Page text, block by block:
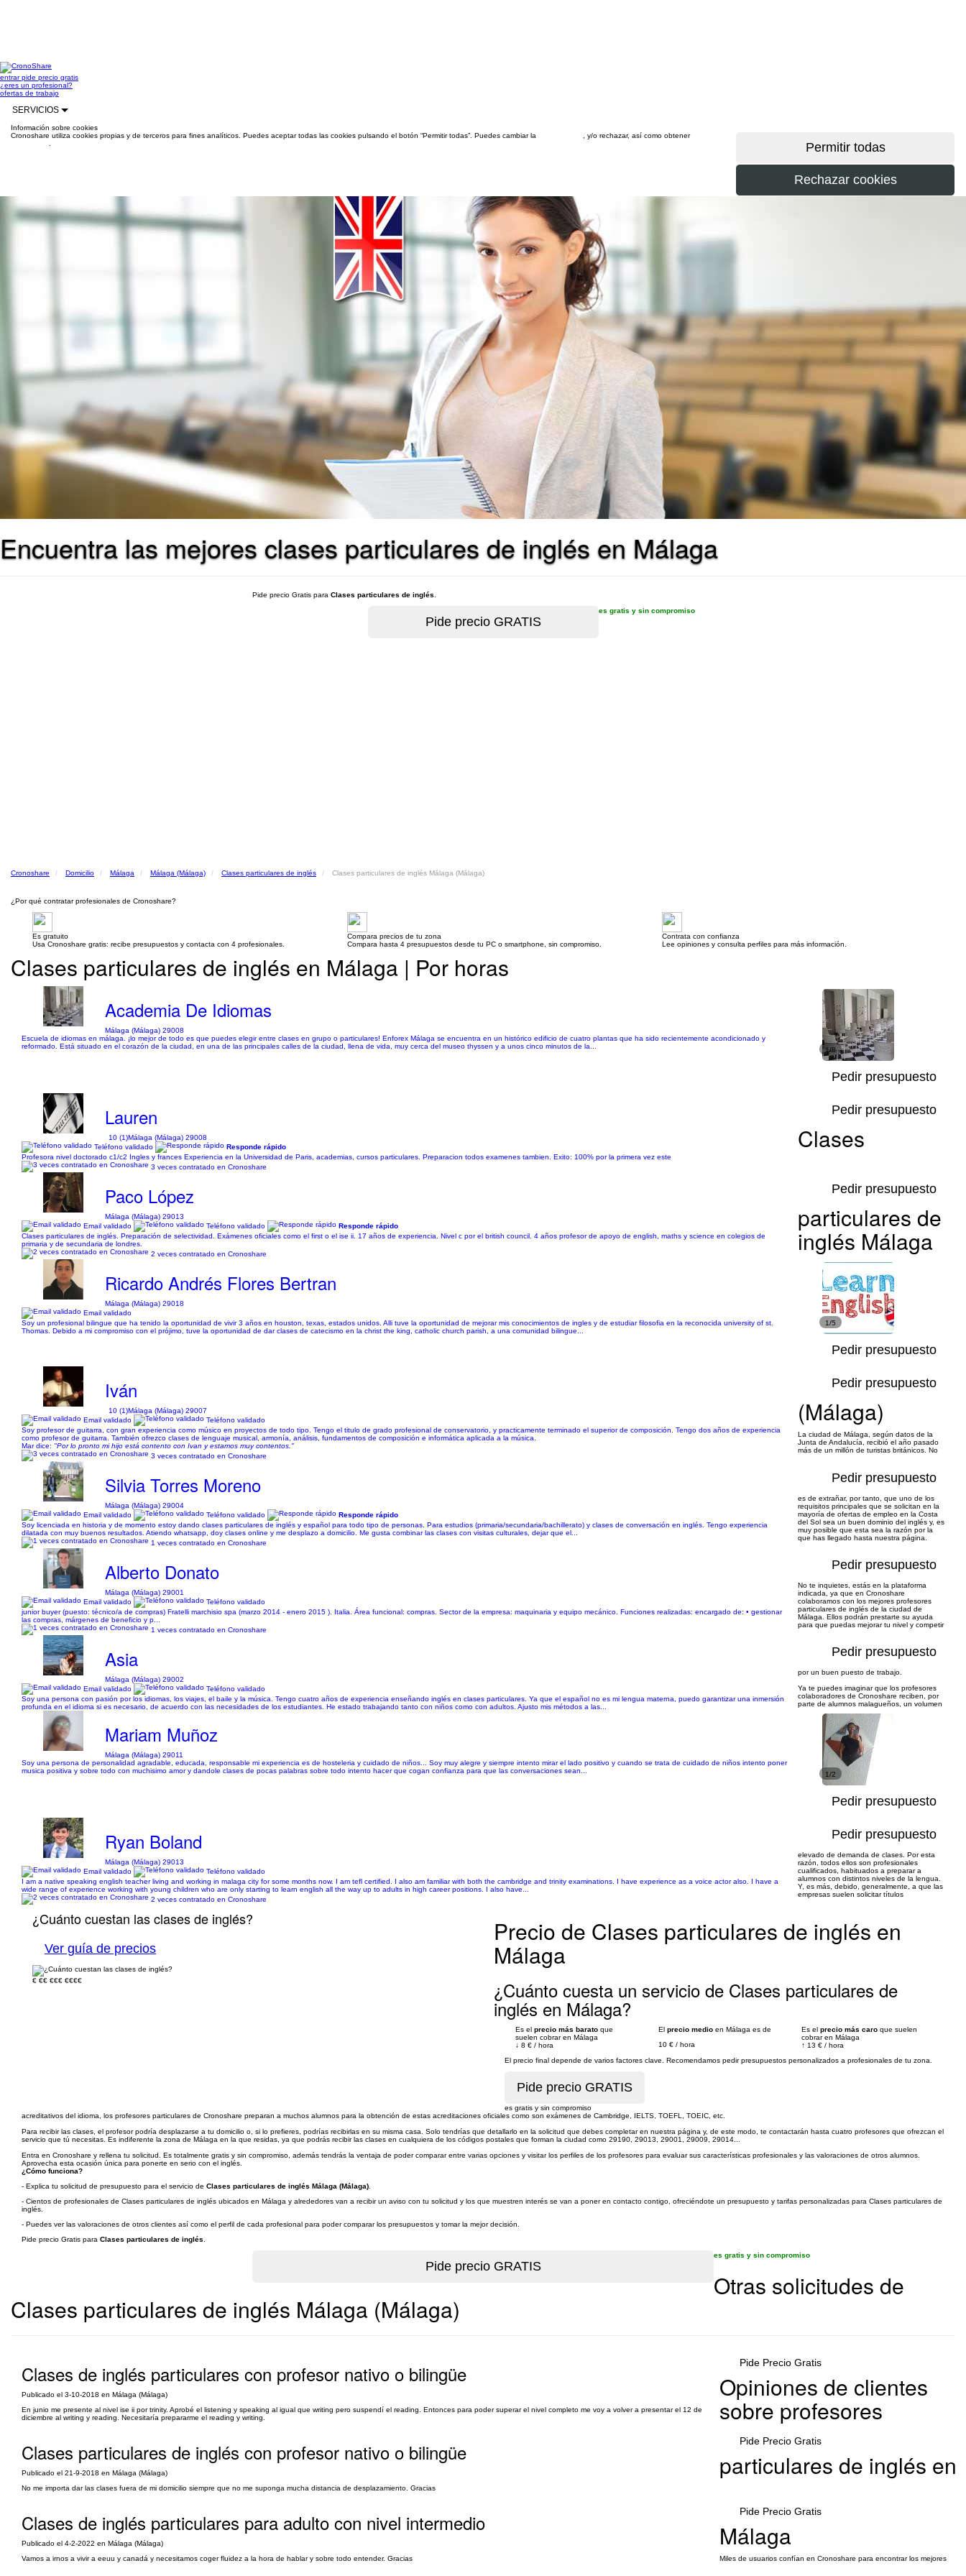
entrarpide precio gratis
¿eres un profesional?
ofertas de trabajo
SERVICIOS
Información sobre cookies
Cronoshare utiliza cookies propias y de terceros para fines analíticos. Puedes aceptar todas las cookies pulsando el botón “Permitir todas”. Puedes cambiar la
, y/o rechazar, así como obtener
Encuentra las mejores clases particulares de inglés en Málaga
Pide precio Gratis para Clases particulares de inglés
es gratis y sin compromiso
Cronoshare Domicilio Málaga Málaga (Málaga) Clases particulares de inglés Clases particulares de inglés Málaga (Málaga)
¿Por qué contratar profesionales de Cronoshare?
Es gratuito
Usa Cronoshare gratis: recibe presupuestos y contacta con 4 profesionales.
Compara precios de tu zona
Compara hasta 4 presupuestos desde tu PC o smartphone, sin compromiso.
Contrata con confianza
Lee opiniones y consulta perfiles para más información.
Clases particulares de inglés en Málaga | Por horas
Academia De Idiomas
Málaga (Málaga) 29008
Escuela de idiomas en málaga. ¡lo mejor de todo es que puedes elegir entre clases en grupo o particulares! Enforex Málaga se encuentra en un histórico edificio de cuatro plantas que ha sido recientemente acondicionado y
reformado. Está situado en el corazón de la ciudad, en una de las principales calles de la ciudad, llena de vida, muy cerca del museo thyssen y a unos cinco minutos de la...
1/8
Pedir presupuesto
Lauren
10 (1)Málaga (Málaga) 29008
Teléfono validado
Responde rápido
Profesora nivel doctorado c1/c2 Ingles y frances Experiencia en la Universidad de Paris, academias, cursos particulares. Preparacion todos examenes tambien. Exito: 100% por la primera vez este
3 veces contratado en Cronoshare
Pedir presupuesto
Paco López
Málaga (Málaga) 29013
Email validado
Teléfono validado
Responde rápido
Clases particulares de inglés. Preparación de selectividad. Exámenes oficiales como el first o el ise ii. 17 años de experiencia. Nivel c por el british council. 4 años profesor de apoyo de english, maths y science en colegios de
primaria y de secundaria de londres.
2 veces contratado en Cronoshare
Pedir presupuesto
Ricardo Andrés Flores Bertran
Málaga (Málaga) 29018
Email validado
Soy un profesional bilingue que ha tenido la oportunidad de vivir 3 años en houston, texas, estados unidos. Alli tuve la oportunidad de mejorar mis conocimientos de ingles y de estudiar filosofia en la reconocida university of st.
Thomas. Debido a mi compromiso con el prójimo, tuve la oportunidad de dar clases de catecismo en la christ the king, catholic church parish, a una comunidad bilingue...
1/5
Pedir presupuesto
Iván
10 (1)Málaga (Málaga) 29007
Email validado
Teléfono validado
Soy profesor de guitarra, con gran experiencia como músico en proyectos de todo tipo. Tengo el titulo de grado profesional de conservatorio, y practicamente terminado el superior de composición. Tengo dos años de experiencia
como profesor de guitarra. También ofrezco clases de lenguaje musical, armonía, análisis, fundamentos de composición e informática aplicada a la música.
Mar dice: "Por lo pronto mi hijo está contento con Ivan y estamos muy contentos."
3 veces contratado en Cronoshare
Pedir presupuesto
Silvia Torres Moreno
Málaga (Málaga) 29004
Email validado
Teléfono validado
Responde rápido
Soy licenciada en historia y de momento estoy dando clases particulares de inglés y español para todo tipo de personas. Para estudios (primaria/secundaria/bachillerato) y clases de conversación en inglés. Tengo experiencia
dilatada con muy buenos resultados. Atiendo whatsapp, doy clases online y me desplazo a domicilio. Me gusta combinar las clases con visitas culturales, dejar que el...
1 veces contratado en Cronoshare
Pedir presupuesto
Alberto Donato
Málaga (Málaga) 29001
Email validado
Teléfono validado
junior buyer (puesto: técnico/a de compras) Fratelli marchisio spa (marzo 2014 - enero 2015 ). Italia. Área funcional: compras. Sector de la empresa: maquinaria y equipo mecánico. Funciones realizadas: encargado de: • gestionar
las compras, márgenes de beneficio y p...
1 veces contratado en Cronoshare
Pedir presupuesto
Asia
Málaga (Málaga) 29002
Email validado
Teléfono validado
Soy una persona con pasión por los idiomas, los viajes, el baile y la música. Tengo cuatro años de experiencia enseñando inglés en clases particulares. Ya que el español no es mi lengua materna, puedo garantizar una inmersión
profunda en el idioma si es necesario, de acuerdo con las necesidades de los estudiantes. He estado trabajando tanto con niños como con adultos. Ajusto mis métodos a las...
Pedir presupuesto
Mariam Muñoz
Málaga (Málaga) 29011
Soy una persona de personalidad agradable, educada, responsable mi experiencia es de hosteleria y cuidado de niños... Soy muy alegre y siempre intento mirar el lado positivo y cuando se trata de cuidado de niños intento poner
musica positiva y sobre todo con muchisimo amor y dandole clases de pocas palabras sobre todo intento hacer que cogan confianza para que las conversaciones sean...
1/2
Pedir presupuesto
Ryan Boland
Málaga (Málaga) 29013
Email validado
Teléfono validado
I am a native speaking english teacher living and working in malaga city for some months now. I am tefl certified. I also am familiar with both the cambridge and trinity examinations. I have experience as a voice actor also. I have a
wide range of experience working with young children who are only starting to learn english all the way up to adults in high career positions. I also have...
2 veces contratado en Cronoshare
Pedir presupuesto
¿Cuánto cuestan las clases de inglés?
Ver guía de precios
€ €€ €€€ €€€€
Precio de Clases particulares de inglés en
Málaga
¿Cuánto cuesta un servicio de Clases particulares de
inglés en Málaga?
Es el precio más barato que
suelen cobrar en Málaga
↓ 8 € / hora
El precio medio en Málaga es de
10 € / hora
Es el precio más caro que suelen
cobrar en Málaga
↑ 13 € / hora
El precio final depende de varios factores clave. Recomendamos pedir presupuestos personalizados a profesionales de tu zona.
es gratis y sin compromiso
Clases
particulares de
inglés Málaga
(Málaga)
La ciudad de Málaga, según datos de la
Junta de Andalucía, recibió el año pasado
más de un millón de turistas británicos. No
es de extrañar, por tanto, que uno de los
requisitos principales que se solicitan en la
mayoría de ofertas de empleo en la Costa
del Sol sea un buen dominio del inglés y, es
muy posible que esta sea la razón por la
que has llegado hasta nuestra página.
No te inquietes, estás en la plataforma
indicada, ya que en Cronoshare
colaboramos con los mejores profesores
particulares de inglés de la ciudad de
Málaga. Ellos podrán prestarte su ayuda
para que puedas mejorar tu nivel y competir
por un buen puesto de trabajo.
Ya te puedes imaginar que los profesores
colaboradores de Cronoshare reciben, por
parte de alumnos malagueños, un volumen
elevado de demanda de clases. Por esta
razón, todos ellos son profesionales
cualificados, habituados a preparar a
alumnos con distintos niveles de la lengua.
Y, es más, debido, generalmente, a que las
empresas suelen solicitar títulos
acreditativos del idioma, los profesores particulares de Cronoshare preparan a muchos alumnos para la obtención de estas acreditaciones oficiales como son exámenes de Cambridge, IELTS, TOEFL, TOEIC, etc.
Para recibir las clases, el profesor podría desplazarse a tu domicilio o, si lo prefieres, podrías recibirlas en su misma casa. Solo tendrías que detallarlo en la solicitud que debes completar en nuestra página y, de este modo, te contactarán hasta cuatro profesores que ofrezcan el
servicio que tú necesitas. Es indiferente la zona de Málaga en la que residas, ya que podrás recibir las clases en cualquiera de los códigos postales que forman la ciudad como 29190, 29013, 29001, 29009, 29014...
Entra en Cronoshare y rellena tu solicitud. Es totalmente gratis y sin compromiso, además tendrás la ventaja de poder comparar entre varias opciones y visitar los perfiles de los profesores para evaluar sus características profesionales y las valoraciones de otros alumnos.
Aprovecha esta ocasión única para ponerte en serio con el inglés.
¿Cómo funciona?
- Explica tu solicitud de presupuesto para el servicio de Clases particulares de inglés Málaga (Málaga)
- Cientos de profesionales de Clases particulares de inglés ubicados en Málaga y alrededores van a recibir un aviso con tu solicitud y los que muestren interés se van a poner en contacto contigo, ofreciéndote un presupuesto y tarifas personalizadas para Clases particulares de
inglés.
- Puedes ver las valoraciones de otros clientes así como el perfil de cada profesional para poder comparar los presupuestos y tomar la mejor decisión.
Pide precio Gratis para Clases particulares de inglés
es gratis y sin compromiso
Otras solicitudes de
Clases particulares de inglés Málaga (Málaga)
Clases de inglés particulares con profesor nativo o bilingüe
Publicado el 3-10-2018 en Málaga (Málaga)
En junio me presente al nivel ise ii por trinity. Aprobé el listening y speaking al igual que writing pero suspendí el reading. Entonces para poder superar el nivel completo me voy a volver a presentar el 12 de
diciembre al writing y reading. Necesitaría prepararme el reading y writing.
Pide Precio Gratis
Clases particulares de inglés con profesor nativo o bilingüe
Publicado el 21-9-2018 en Málaga (Málaga)
No me importa dar las clases fuera de mi domicilio siempre que no me suponga mucha distancia de desplazamiento. Gracias
Pide Precio Gratis
Clases de inglés particulares para adulto con nivel intermedio
Publicado el 4-2-2022 en Málaga (Málaga)
Vamos a irnos a vivir a eeuu y canadá y necesitamos coger fluidez a la hora de hablar y sobre todo entender. Gracias
Pide Precio Gratis
Opiniones de clientes
sobre profesores
particulares de inglés en
Málaga
Miles de usuarios confían en Cronoshare para encontrar los mejores